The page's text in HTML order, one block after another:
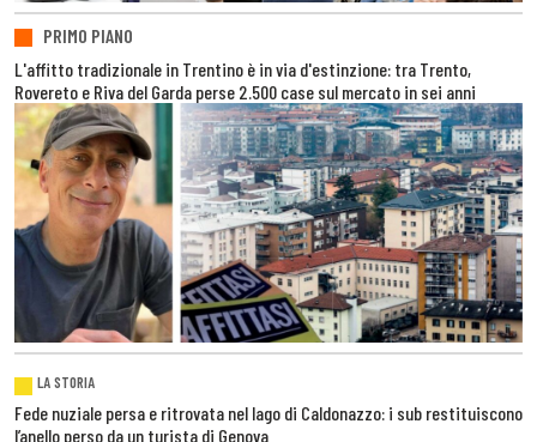
PRIMO PIANO
L'affitto tradizionale in Trentino è in via d'estinzione: tra Trento,
Rovereto e Riva del Garda perse 2.500 case sul mercato in sei anni
LA STORIA
Fede nuziale persa e ritrovata nel lago di Caldonazzo: i sub restituiscono
l’anello perso da un turista di Genova